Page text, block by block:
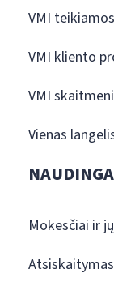
VMI
VMI kliento
VMI
Vienas
NAUDINGA
Mokesčiai ir